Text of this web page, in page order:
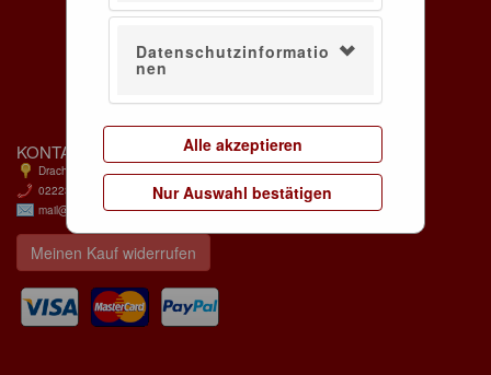
Datenschutzinformatio
nen
Alle akzeptieren
Nur Auswahl bestätigen
Cookie-Verwendung
AGB
KONTAKT
Drachenfelsstraße 118, 53639 Königswinter
02223 901 97 0
mail@schloss-drachenburg.de
Meinen Kauf widerrufen